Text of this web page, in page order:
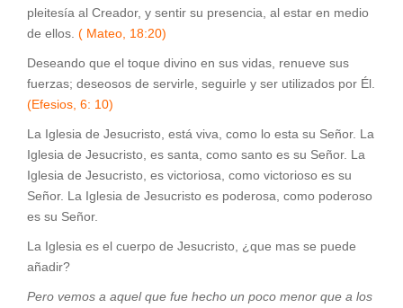
pleitesía al Creador, y sentir su presencia, al estar en medio
de ellos. ( Mateo, 18:20)
Deseando que el toque divino en sus vidas, renueve sus
fuerzas; deseosos de servirle, seguirle y ser utilizados por Él.
(Efesios, 6: 10)
La Iglesia de Jesucristo, está viva, como lo esta su Señor. La
Iglesia de Jesucristo, es santa, como santo es su Señor. La
Iglesia de Jesucristo, es victoriosa, como victorioso es su
Señor. La Iglesia de Jesucristo es poderosa, como poderoso
es su Señor.
La Iglesia es el cuerpo de Jesucristo, ¿que mas se puede
añadir?
Pero vemos a aquel que fue hecho un poco menor que a los